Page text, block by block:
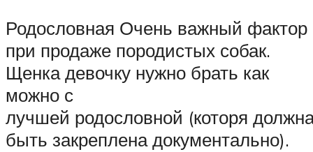
Родословная Очень важный фактор
при продаже породистых собак.
Щенка девочку нужно брать как
можно с
лучшей родословной (которя
быть закреплена документально).